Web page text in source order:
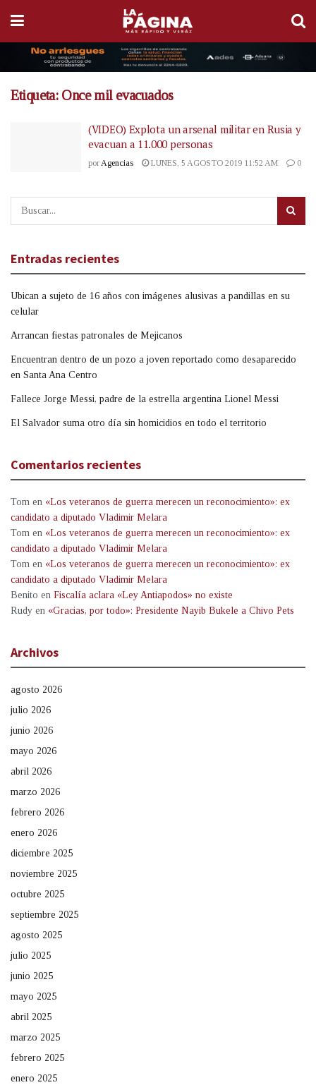
Etiqueta: Once mil evacuados
(VIDEO) Explota un arsenal militar en Rusia y
evacuan a 11.000 personas
por Agencias LUNES, 5 AGOSTO 2019 11:52 AM 0
Entradas recientes
Ubican a sujeto de 16 años con imágenes alusivas a pandillas en su
celular
Arrancan fiestas patronales de Mejicanos
Encuentran dentro de un pozo a joven reportado como desaparecido
en Santa Ana Centro
Fallece Jorge Messi, padre de la estrella argentina Lionel Messi
El Salvador suma otro día sin homicidios en todo el territorio
Comentarios recientes
Tom en «Los veteranos de guerra merecen un reconocimiento»: ex
candidato a diputado Vladimir Melara
Tom en «Los veteranos de guerra merecen un reconocimiento»: ex
candidato a diputado Vladimir Melara
Tom en «Los veteranos de guerra merecen un reconocimiento»: ex
candidato a diputado Vladimir Melara
Benito en Fiscalía aclara «Ley Antiapodos» no existe
Rudy en «Gracias, por todo»: Presidente Nayib Bukele a Chivo Pets
Archivos
agosto 2026
julio 2026
junio 2026
mayo 2026
abril 2026
marzo 2026
febrero 2026
enero 2026
diciembre 2025
noviembre 2025
octubre 2025
septiembre 2025
agosto 2025
julio 2025
junio 2025
mayo 2025
abril 2025
marzo 2025
febrero 2025
enero 2025